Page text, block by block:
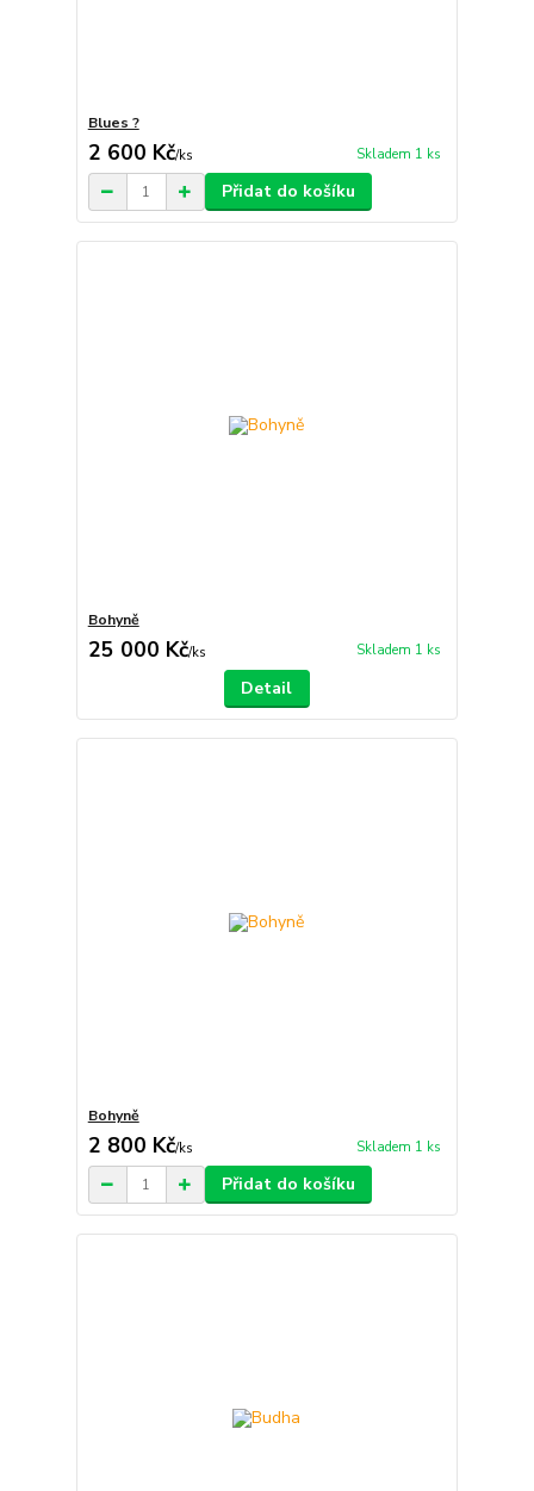
Blues ?
2 600 Kč/ks Skladem 1 ks
Přidat do košíku
Bohyně
25 000 Kč/ks Skladem 1 ks
Detail
Bohyně
2 800 Kč/ks Skladem 1 ks
Přidat do košíku